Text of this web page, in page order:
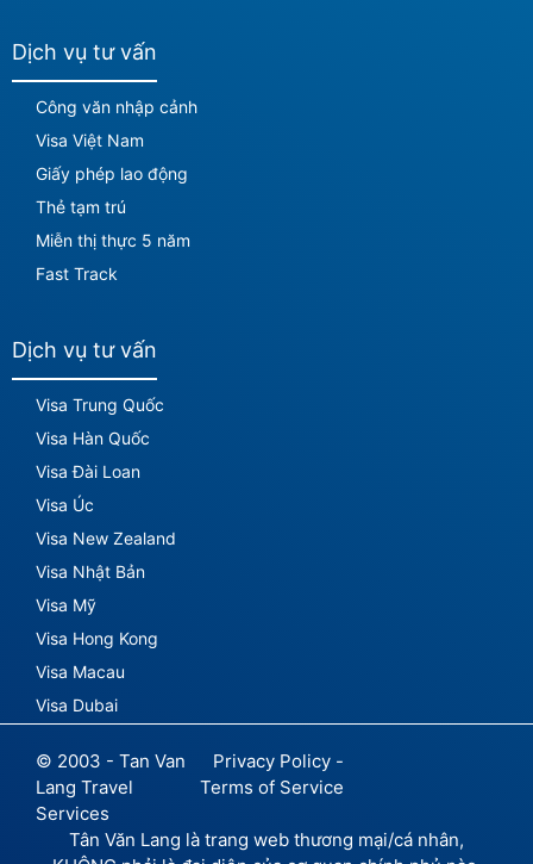
Dịch vụ tư vấn
Công văn nhập cảnh
Visa Việt Nam
Giấy phép lao động
Thẻ tạm trú
Miễn thị thực 5 năm
Fast Track
Dịch vụ tư vấn
Visa Trung Quốc
Visa Hàn Quốc
Visa Đài Loan
Visa Úc
Visa New Zealand
Visa Nhật Bản
Visa Mỹ
Visa Hong Kong
Visa Macau
Visa Dubai
© 2003 - Tan Van
Lang Travel
Services
Privacy Policy -
Terms of Service
Tân Văn Lang là trang web thương mại/cá nhân,